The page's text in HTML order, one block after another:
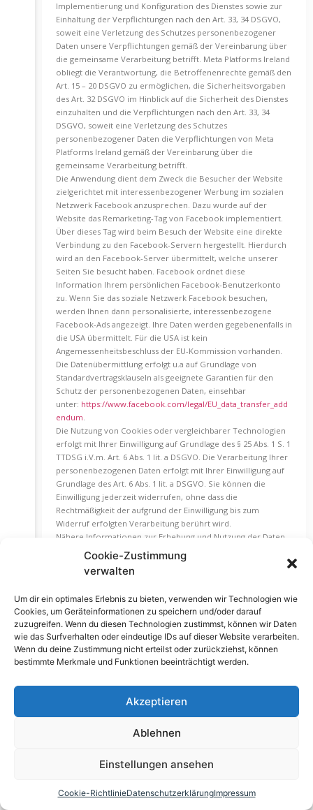
Cookie-Zustimmung
verwalten
Um dir ein optimales Erlebnis zu bieten, verwenden wir Technologien wie
Cookies, um Geräteinformationen zu speichern und/oder darauf
zuzugreifen. Wenn du diesen Technologien zustimmst, können wir Daten
wie das Surfverhalten oder eindeutige IDs auf dieser Website verarbeiten.
Wenn du deine Zustimmung nicht erteilst oder zurückziehst, können
bestimmte Merkmale und Funktionen beeinträchtigt werden.
Akzeptieren
Ablehnen
Einstellungen ansehen
Cookie-RichtlinieDatenschutzerklärungImpressum
Implementierung und Konfiguration des Dienstes sowie zur
Einhaltung der Verpflichtungen nach den Art. 33, 34 DSGVO,
soweit eine Verletzung des Schutzes personenbezogener
Daten unsere Verpflichtungen gemäß der Vereinbarung über
die gemeinsame Verarbeitung betrifft. Meta Platforms Ireland
obliegt die Verantwortung, die Betroffenenrechte gemäß den
Art. 15 – 20 DSGVO zu ermöglichen, die Sicherheitsvorgaben
des Art. 32 DSGVO im Hinblick auf die Sicherheit des Dienstes
einzuhalten und die Verpflichtungen nach den Art. 33, 34
DSGVO, soweit eine Verletzung des Schutzes
personenbezogener Daten die Verpflichtungen von Meta
Platforms Ireland gemäß der Vereinbarung über die
gemeinsame Verarbeitung betrifft.
Die Anwendung dient dem Zweck die Besucher der Website
zielgerichtet mit interessenbezogener Werbung im sozialen
Netzwerk Facebook anzusprechen. Dazu wurde auf der
Website das Remarketing-Tag von Facebook implementiert.
Über dieses Tag wird beim Besuch der Website eine direkte
Verbindung zu den Facebook-Servern hergestellt. Hierdurch
wird an den Facebook-Server übermittelt, welche unserer
Seiten Sie besucht haben. Facebook ordnet diese
Information Ihrem persönlichen Facebook-Benutzerkonto
zu. Wenn Sie das soziale Netzwerk Facebook besuchen,
werden Ihnen dann personalisierte, interessenbezogene
Facebook-Ads angezeigt. Ihre Daten werden gegebenenfalls in
die USA übermittelt. Für die USA ist kein
Angemessenheitsbeschluss der EU-Kommission vorhanden.
Die Datenübermittlung erfolgt u.a auf Grundlage von
Standardvertragsklauseln als geeignete Garantien für den
Schutz der personenbezogenen Daten, einsehbar
unter: https://www.facebook.com/legal/EU_data_transfer_add
endum.
Die Nutzung von Cookies oder vergleichbarer Technologien
erfolgt mit Ihrer Einwilligung auf Grundlage des § 25 Abs. 1 S. 1
TTDSG i.V.m. Art. 6 Abs. 1 lit. a DSGVO. Die Verarbeitung Ihrer
personenbezogenen Daten erfolgt mit Ihrer Einwilligung auf
Grundlage des Art. 6 Abs. 1 lit. a DSGVO. Sie können die
Einwilligung jederzeit widerrufen, ohne dass die
Rechtmäßigkeit der aufgrund der Einwilligung bis zum
Widerruf erfolgten Verarbeitung berührt wird.
Nähere Informationen zur Erhebung und Nutzung der Daten
durch Facebook, über Ihre diesbezüglichen Rechte und
Möglichkeiten zum Schutz Ihrer Privatsphäre finden Sie in
den Datenschutzhinweisen von Facebook
Verwendung von Google Ads Conversion-Tracking
Wir verwenden auf unserer Website das Online-
Werbeprogramm „Google Ads“ und in diesem Rahmen
Conversion-Tracking (Besuchsaktionsauswertung). Das Google
Conversion Tracking ist ein Analysedienst der Google Ireland
Limited (Gordon House, Barrow Street, Dublin 4, Irland;
Wenn Sie auf eine von Google geschaltete Anzeige klicken,
wird ein Cookie für das Conversion-Tracking auf Ihrem
Gültigkeit, enthalten keine personenbezogenen Daten und
bestimmte Seiten unserer Website besuchen und das Cookie
dass Sie auf die Anzeige geklickt haben und zu dieser Seite